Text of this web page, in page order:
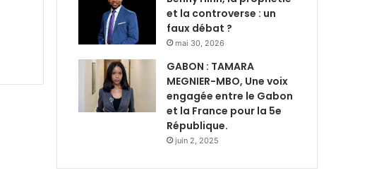
et la controverse : un
faux débat ?
mai 30, 2026
GABON : TAMARA
MEGNIER-MBO, Une voix
engagée entre le Gabon
et la France pour la 5e
République.
juin 2, 2025